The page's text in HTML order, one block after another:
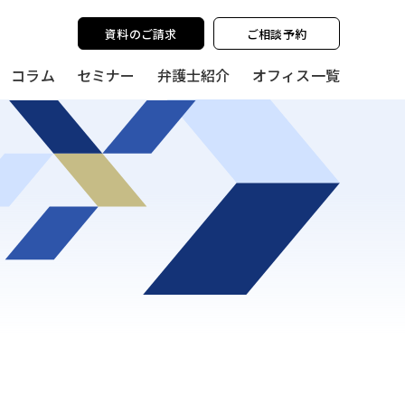
コラム セミナー 弁護士紹介 オフィス一覧
資料のご請求 ご相談予約
policy for details and any questions.YesNo